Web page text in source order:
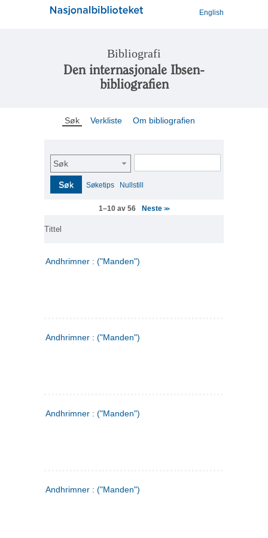
English
Bibliografi
Den internasjonale Ibsen-
bibliografien
Søk Verkliste Om bibliografien
Søk
Søk Søketips Nullstill
1–10 av 56 Neste>>
Tittel
Andhrimner : ("Manden")
Andhrimner : ("Manden")
Andhrimner : ("Manden")
Andhrimner : ("Manden")